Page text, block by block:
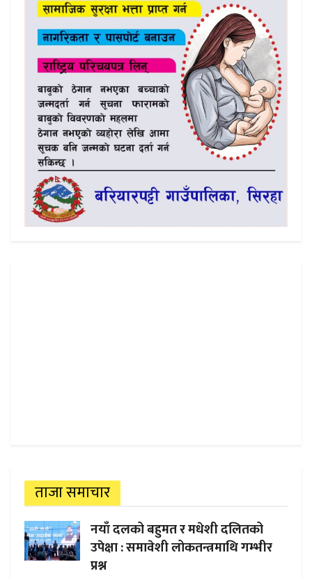
ताजा समाचार
नयाँ दलको बहुमत र मधेशी दलितको
उपेक्षा : समावेशी लोकतन्त्रमाथि गम्भीर
प्रश्न